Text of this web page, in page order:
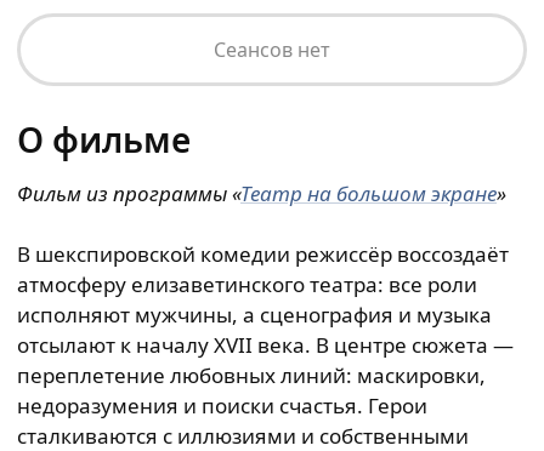
Сеансов нет
О фильме
Фильм из программы«Театр на большом экране»
В шекспировской комедии режиссёр воссоздаёт
атмосферу елизаветинского театра: все роли
исполняют мужчины, а сценография и музыка
отсылают к началу XVII века. В центре сюжета —
переплетение любовных линий: маскировки,
недоразумения и поиски счастья. Герои
сталкиваются с иллюзиями и собственными